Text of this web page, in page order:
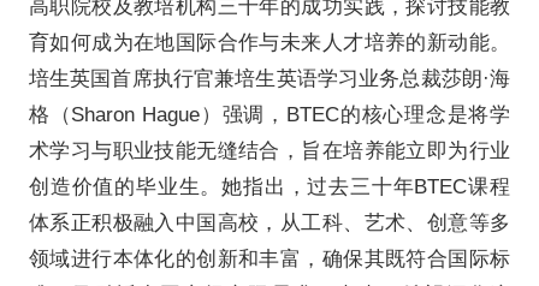
作为亚太地区最具影响力的
本次CACIE汇聚全球60余个
袖、专家学者及行业代表，共
新趋势与新机遇。